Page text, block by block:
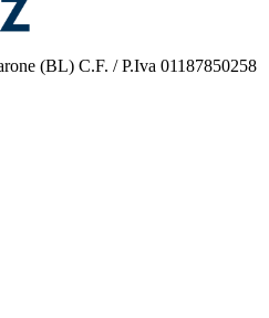
(BL) C.F. / P.Iva 01187850258